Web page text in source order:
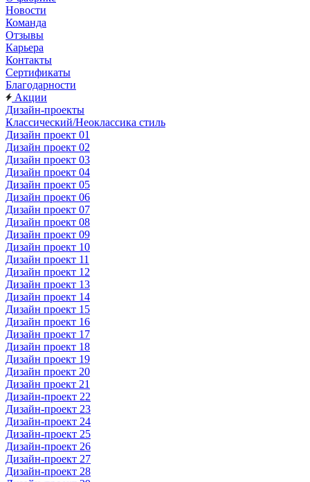
Новости
Команда
Отзывы
Карьера
Контакты
Сертификаты
Благодарности
Акции
Дизайн-проекты
Классический/Неоклассика стиль
Дизайн проект 01
Дизайн проект 02
Дизайн проект 03
Дизайн проект 04
Дизайн проект 05
Дизайн проект 06
Дизайн проект 07
Дизайн проект 08
Дизайн проект 09
Дизайн проект 10
Дизайн проект 11
Дизайн проект 12
Дизайн проект 13
Дизайн проект 14
Дизайн проект 15
Дизайн проект 16
Дизайн проект 17
Дизайн проект 18
Дизайн проект 19
Дизайн проект 20
Дизайн проект 21
Дизайн-проект 22
Дизайн-проект 23
Дизайн-проект 24
Дизайн-проект 25
Дизайн-проект 26
Дизайн-проект 27
Дизайн-проект 28